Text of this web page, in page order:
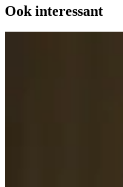
Ook interessant